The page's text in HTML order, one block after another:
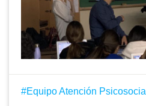
Equipo Atención Psicosocial